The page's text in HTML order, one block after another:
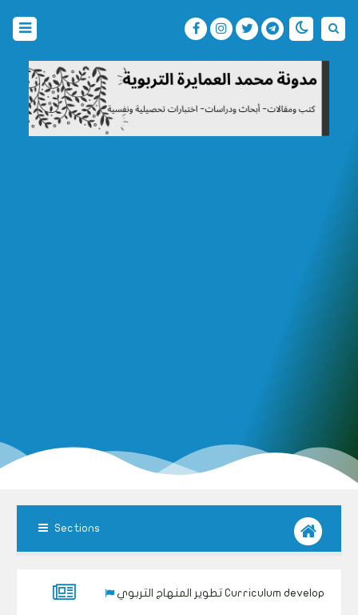
Sections
تطوير المنهاج التربوي Curriculum development